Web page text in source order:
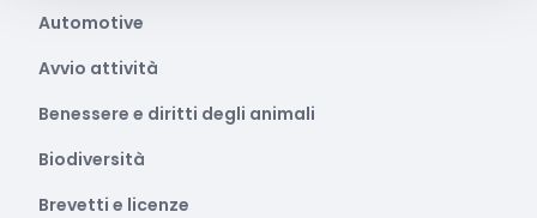
Automotive
Avvio attività
Benessere e diritti degli animali
Biodiversità
Brevetti e licenze